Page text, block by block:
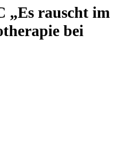
„Es rauscht im
bei